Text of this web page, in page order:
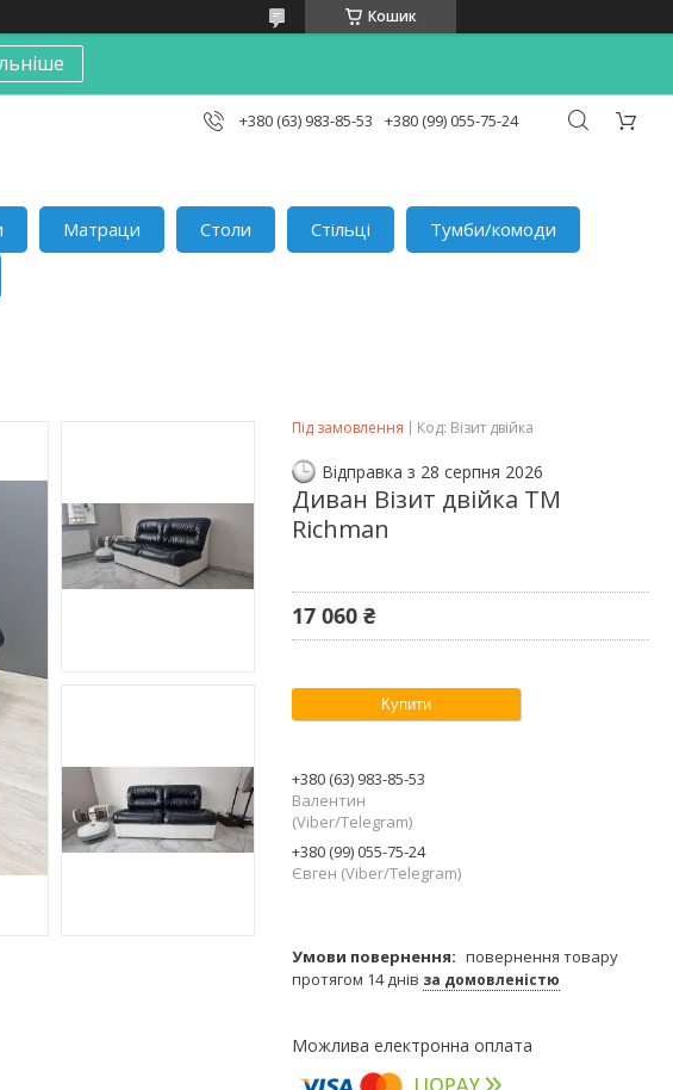
Кошик
+380 (63) 983-85-53 +380 (99) 055-75-24
Матраци Столи Стільці
Тумби/комоди
Під замовлення Код: Візит двійка
Відправка з 28 серпня 2026
Диван Візит двійка TM
Richman
17 060 ₴
Купити
+380 (63) 983-85-53
Валентин
(Viber/Telegram)
+380 (99) 055-75-24
Євген (Viber/Telegram)
повернення товару
протягом 14 днів за домовленістю